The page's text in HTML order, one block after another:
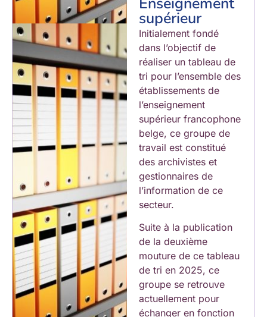
supérieur
Initialement fondé
dans l’objectif de
réaliser un tableau de
tri pour l’ensemble des
établissements de
l’enseignement
supérieur francophone
belge, ce groupe de
travail est constitué
des archivistes et
gestionnaires de
l’information de ce
secteur.
Suite à la publication
de la deuxième
mouture de ce tableau
de tri en 2025, ce
groupe se retrouve
actuellement pour
échanger en fonction